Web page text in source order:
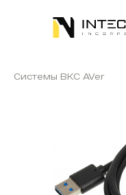
Системы ВКС AVer